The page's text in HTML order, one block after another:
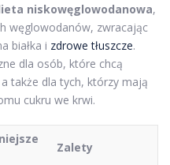
niskowęglowodanowa,
węglowodanów, zwracając
białka i zdrowe tłuszcze.
dla osób, które chcą
także dla tych, którzy mają
cukru we krwi.
Zalety